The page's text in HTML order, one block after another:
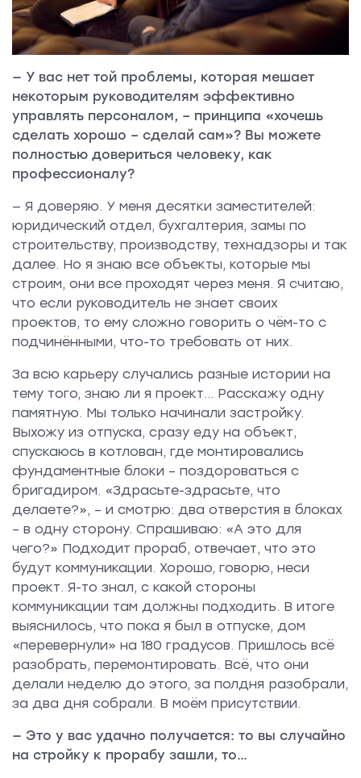
— У вас нет той проблемы, которая мешает
некоторым руководителям эффективно
управлять персоналом, – принципа «хочешь
сделать хорошо – сделай сам»? Вы можете
полностью довериться человеку, как
профессионалу?
— Я доверяю. У меня десятки заместителей:
юридический отдел, бухгалтерия, замы по
строительству, производству, технадзоры и так
далее. Но я знаю все объекты, которые мы
строим, они все проходят через меня. Я считаю,
что если руководитель не знает своих
проектов, то ему сложно говорить о чём-то с
подчинёнными, что-то требовать от них.
За всю карьеру случались разные истории на
тему того, знаю ли я проект... Расскажу одну
памятную. Мы только начинали застройку.
Выхожу из отпуска, сразу еду на объект,
спускаюсь в котлован, где монтировались
фундаментные блоки – поздороваться с
бригадиром. «Здрасьте-здрасьте, что
делаете?», – и смотрю: два отверстия в блоках
– в одну сторону. Спрашиваю: «А это для
чего?» Подходит прораб, отвечает, что это
будут коммуникации. Хорошо, говорю, неси
проект. Я-то знал, с какой стороны
коммуникации там должны подходить. В итоге
выяснилось, что пока я был в отпуске, дом
«перевернули» на 180 градусов. Пришлось всё
разобрать, перемонтировать. Всё, что они
делали неделю до этого, за полдня разобрали,
за два дня собрали. В моём присутствии.
— Это у вас удачно получается: то вы случайно
на стройку к прорабу зашли, то…